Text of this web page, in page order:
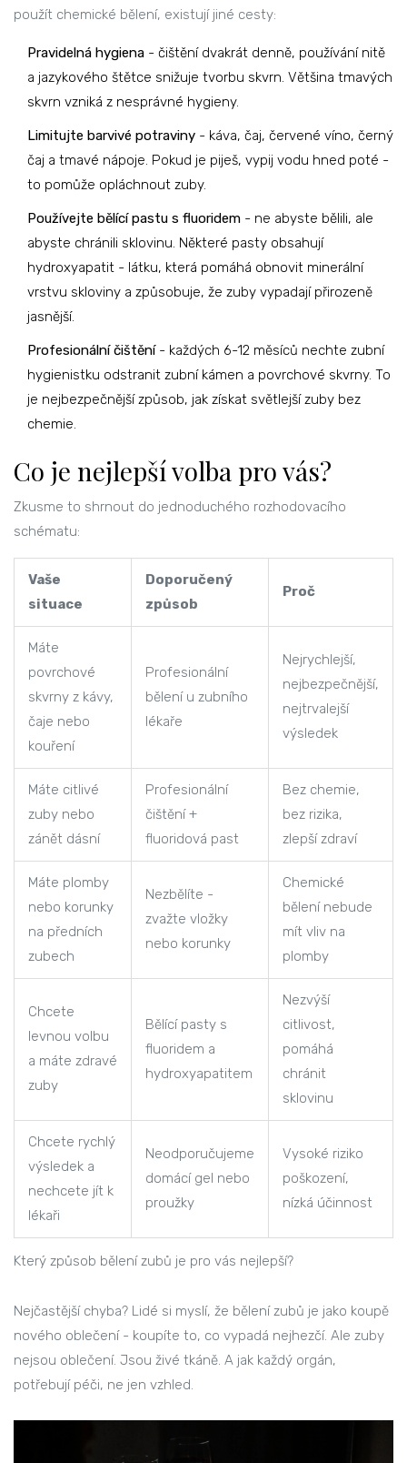
použít chemické bělení, existují jiné cesty:
Pravidelná hygiena - čištění dvakrát denně, používání nitě
a jazykového štětce snižuje tvorbu skvrn. Většina tmavých
skvrn vzniká z nesprávné hygieny.
Limitujte barvivé potraviny - káva, čaj, červené víno, černý
čaj a tmavé nápoje. Pokud je piješ, vypij vodu hned poté -
to pomůže opláchnout zuby.
Používejte bělící pastu s fluoridem - ne abyste bělili, ale
abyste chránili sklovinu. Některé pasty obsahují
hydroxyapatit - látku, která pomáhá obnovit minerální
vrstvu skloviny a způsobuje, že zuby vypadají přirozeně
jasnější.
Profesionální čištění- každých 6-12 měsíců nechte zubní
hygienistku odstranit zubní kámen a povrchové skvrny. To
je nejbezpečnější způsob, jak získat světlejší zuby bez
chemie.
Co je nejlepší volba pro vás?
Zkusme to shrnout do jednoduchého rozhodovacího
schématu:
Který způsob bělení zubů je pro vás nejlepší?
Vaše
situace
Doporučený
způsob
Proč
Máte
povrchové
skvrny z kávy,
čaje nebo
kouření
Profesionální
bělení u zubního
lékaře
Nejrychlejší,
nejbezpečnější,
nejtrvalejší
výsledek
Máte citlivé
zuby nebo
zánět dásní
Profesionální
čištění +
fluoridová past
Bez chemie,
bez rizika,
zlepší zdraví
Máte plomby
nebo korunky
na předních
zubech
Nezbělíte -
zvažte vložky
nebo korunky
Chemické
bělení nebude
mít vliv na
plomby
Chcete
levnou volbu
a máte zdravé
zuby
Bělící pasty s
fluoridem a
hydroxyapatitem
Nezvýší
citlivost,
pomáhá
chránit
sklovinu
Chcete rychlý
výsledek a
nechcete jít k
lékaři
Neodporučujeme
domácí gel nebo
proužky
Vysoké riziko
poškození,
nízká účinnost
Nejčastější chyba? Lidé si myslí, že bělení zubů je jako koupě
nového oblečení - koupíte to, co vypadá nejhezčí. Ale zuby
nejsou oblečení. Jsou živé tkáně. A jak každý orgán,
potřebují péči, ne jen vzhled.